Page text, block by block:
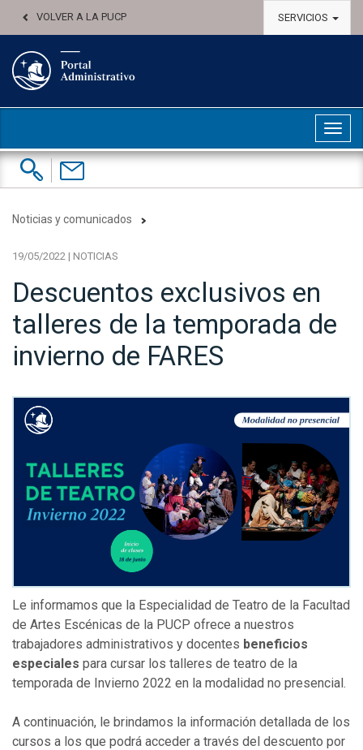
VOLVER A LA PUCP SERVICIOS
Buscar:
Contáctenos
Noticias y comunicados
19/05/2022 | NOTICIAS
Descuentos exclusivos en
talleres de la temporada de
invierno de FARES
Le informamos que la Especialidad de Teatro de la Facultad
de Artes Escénicas de la PUCP ofrece a nuestros
trabajadores administrativos y docentes beneficios
especiales para cursar los talleres de teatro de la
temporada de Invierno 2022 en la modalidad no presencial.
A continuación, le brindamos la información detallada de los
cursos a los que podrá acceder a través del descuento por